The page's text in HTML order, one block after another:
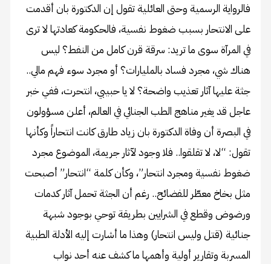
فالرواية الرسمية وحتى العائلية تقول إن الدكتورة بان أقدمت
على الانتحار بسبب ضغوط نفسية، فالحكومة كعادتها لا ترى
في المرآة سوى ما تريد: سرقة قرن كامل من النفط؟ ليس
هناك شي، مجرد فساد بالمليارات؟ أو مجرد سوء فهم مالي..
جثة عليها آثار تعذيب واضحة؟ لا يا حبيبي، انتحرت، ففي خبر
عاجل قد يغير مناهج الطب الجنائي في العالم، أعلن مسؤولون
في البصرة أن وفاة الدكتورة بان زياد طارق كانت انتحاراً وكأنها
تقول: “لا، لا تقلقوا.. فلا وجود لآثار جريمة، الموضوع مجرد
ضغوط نفسية ومجرد انتحار”، وكأن كلمة “انتحار” أصبحت
مثل بخاخ معطّر للفضائح.. رغم أن الجثة تحمل آثار كدمات
ورضوض وقطع في الشرايين بطريقة توحي بوجود شبهة
جنائية (قتل وليس انتحار) وهذا ما أشارت إليه الأدلة الطبية
المسربة وتقارير أولية وأهمها ما كشف عنه أحد نواب